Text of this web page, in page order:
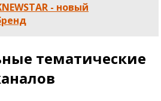
- новый
тематические